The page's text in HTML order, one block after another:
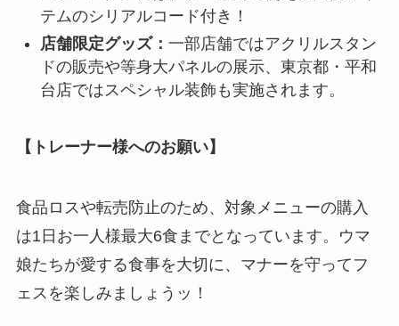
テムのシリアルコード付き！
店舗限定グッズ： 一部店舗ではアクリルスタン
ドの販売や等身大パネルの展示、東京都・平和
台店ではスペシャル装飾も実施されます。
【トレーナー様へのお願い】
食品ロスや転売防止のため、対象メニューの購入
は1日お一人様最大6食までとなっています。ウマ
娘たちが愛する食事を大切に、マナーを守ってフ
ェスを楽しみましょうッ！